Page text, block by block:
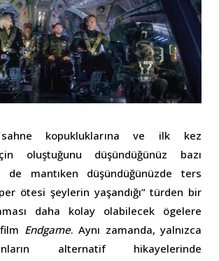
kopukluklarına ve ilk kez
oluştuğunu düşündüğünüz bazı
de mantıken düşündüğünüzde ters
ötesi şeylerin yaşandığı” türden bir
daha kolay olabilecek ögelere
Endgame. Aynı zamanda, yalnızca
alternatif hikayelerinde